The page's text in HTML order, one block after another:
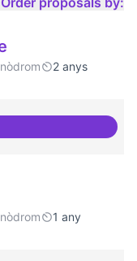
2 anys
programari lliure
1 any